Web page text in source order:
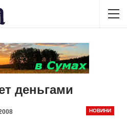
деньгами
НОВИНИ